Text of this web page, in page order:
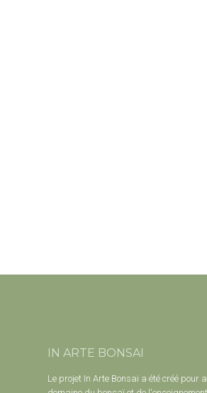
IN ARTE BONSAI
Le projet In Arte Bonsai a été créé